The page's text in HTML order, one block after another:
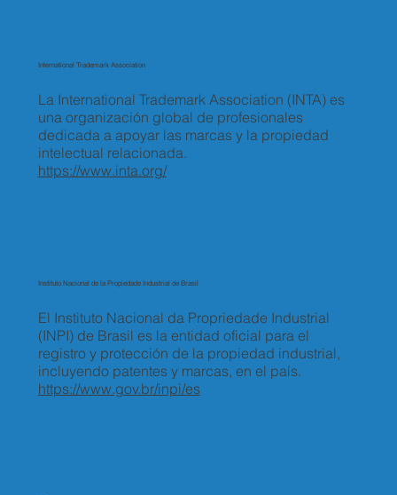
La International Trademark Association (INTA) es
una organización global de profesionales
dedicada a apoyar las marcas y la propiedad
intelectual relacionada.
International Trademark Association
https://www.inta.org/
El Instituto Nacional da Propriedade Industrial
(INPI) de Brasil es la entidad oficial para el
registro y protección de la propiedad industrial,
incluyendo patentes y marcas, en el país.
Instituto Nacional de la Propiedade Industrial de Brasil
https://www.gov.br/inpi/es